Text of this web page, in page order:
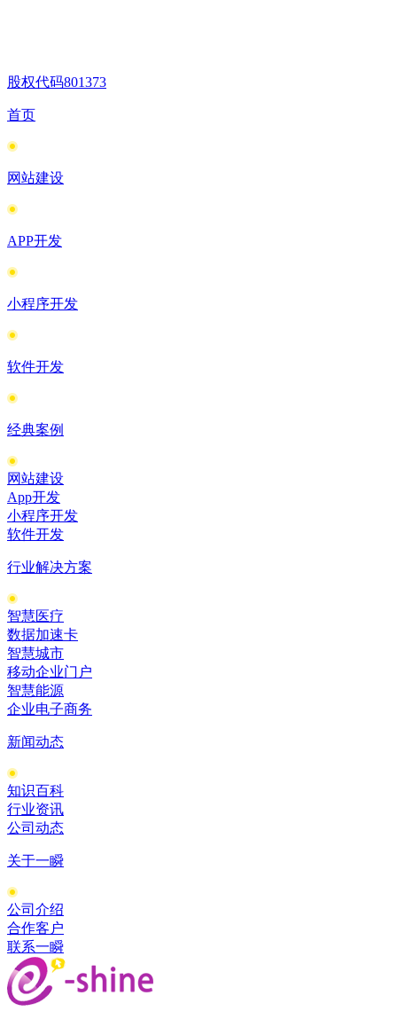
股权代码801373
首页
网站建设
APP开发
小程序开发
软件开发
经典案例
网站建设
App开发
小程序开发
软件开发
行业解决方案
智慧医疗
数据加速卡
智慧城市
移动企业门户
智慧能源
企业电子商务
新闻动态
知识百科
行业资讯
公司动态
关于一瞬
公司介绍
合作客户
联系一瞬